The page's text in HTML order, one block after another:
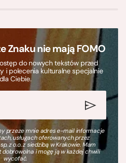
Znaku nie mają FOMO
do nowych tekstów przed
i polecenia kulturalne specjalnie
dla Ciebie.
przeze mnie adres e-mail informacje
usługach oferowanych przez
z o.o. z siedzibą w Krakowie. Mam
dobrowolna i mogę ją w każdej chwili
wycofać.